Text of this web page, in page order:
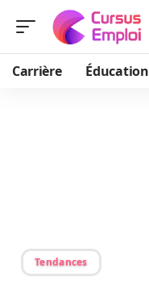
Carrière Éducation
Tendances